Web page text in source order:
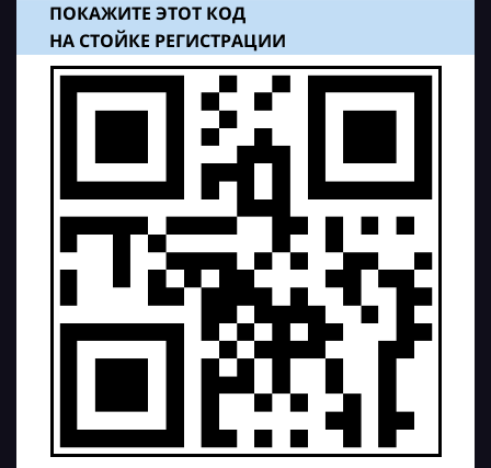
ПОКАЖИТЕ ЭТОТ КОД
НА СТОЙКЕ РЕГИСТРАЦИИ